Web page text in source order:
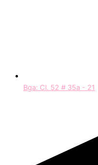
Bga: Cl. 52 # 35a - 21